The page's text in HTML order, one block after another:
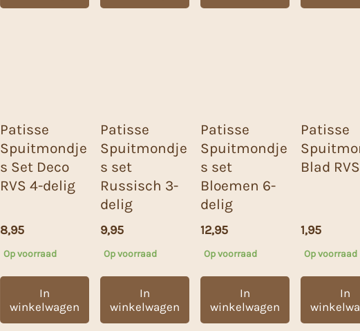
Patisse
Spuitmondje
s Set Deco
RVS 4-delig
8,95
Op voorraad
In
winkelwagen
Patisse
Spuitmondje
s set
Russisch 3-
delig
9,95
Op voorraad
In
winkelwagen
Patisse
Spuitmondje
s set
Bloemen 6-
delig
12,95
Op voorraad
In
winkelwagen
Patisse
Blad RVS
1,95
Op voorraad
In